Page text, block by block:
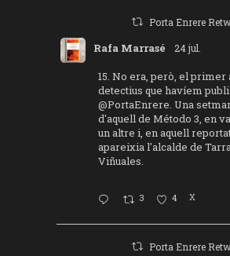
Porta Enrere
Rafa Marrasé 24 jul.
15. No era, però, el
detectius que havíem
@PortaEnrere. Una
d'aquell de Método 3, en
un altre i, en aquell
apareixia l'alcalde de
Viñuales.
3 4 X
Porta Enrere